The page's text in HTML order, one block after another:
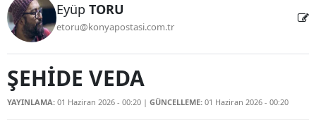
Antalya
Eyüp TORU
etoru@konyapostasi.com.tr
ŞEHİDE VEDA
YAYINLAMA: 01 Haziran 2026 - 00:20 | GÜNCELLEME: 01 Haziran 2026 - 00:20